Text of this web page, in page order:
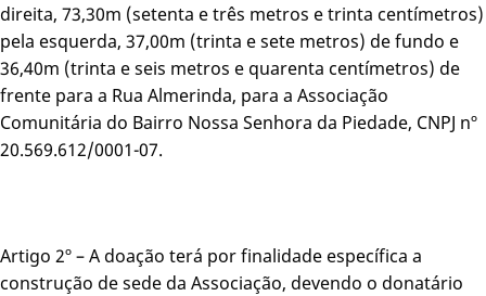
direita, 73,30m (setenta e três metros e trinta centímetros)
pela esquerda, 37,00m (trinta e sete metros) de fundo e
36,40m (trinta e seis metros e quarenta centímetros) de
frente para a Rua Almerinda, para a Associação
Comunitária do Bairro Nossa Senhora da Piedade, CNPJ nº
20.569.612/0001-07.
Artigo 2º – A doação terá por finalidade específica a
construção de sede da Associação, devendo o donatário